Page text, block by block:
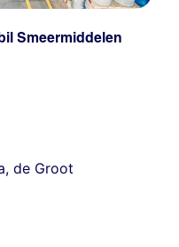
Smeermiddelen
,de Groot